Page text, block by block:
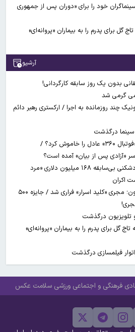
خود را برای «دوران پس از جمهوری
گل برای پدرم را به بیماران «پروانه‌ای»
آرشیو
گرمی شد
چند روزمانده به اجرا / ارکستری رهبر دائم
سینما درگذشت
چه کسی برنامه تلویزیونی«فوتبال ۳۶۰» عادل را خاموش کرد؟ /
«آزادی پس از بیان» آمده است؟
زلزله در گیشه جهانی؛ رکوردشکنی بی‌سابقه ۱۶۸ میلیون دلاری «مرد
اکران
عاقبت عجیب واعظ تلویزیون؛ مجری «کلید اسرار» فراری شد / جایزه ۵۰۰
و تلویزیون درگذشت
گل برای پدرم را به بیماران «پروانه‌ای»
فیلمسازی درگذشت
فرهنگی و اجتماعی ورزشی سلامت عکس